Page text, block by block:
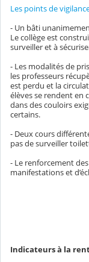
Les points de
- Un bâti
Le collège est
surveiller et à
- Les modalités de
les professeurs
est perdu et la
élèves se rendent en
dans des couloirs
certains.
- Deux cours
pas de surveiller
- Le renforcement
manifestations et
Indicateurs à la